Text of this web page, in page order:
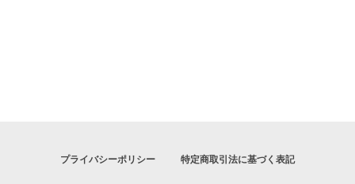
プライバシーポリシー 特定商取引法に基づく表記